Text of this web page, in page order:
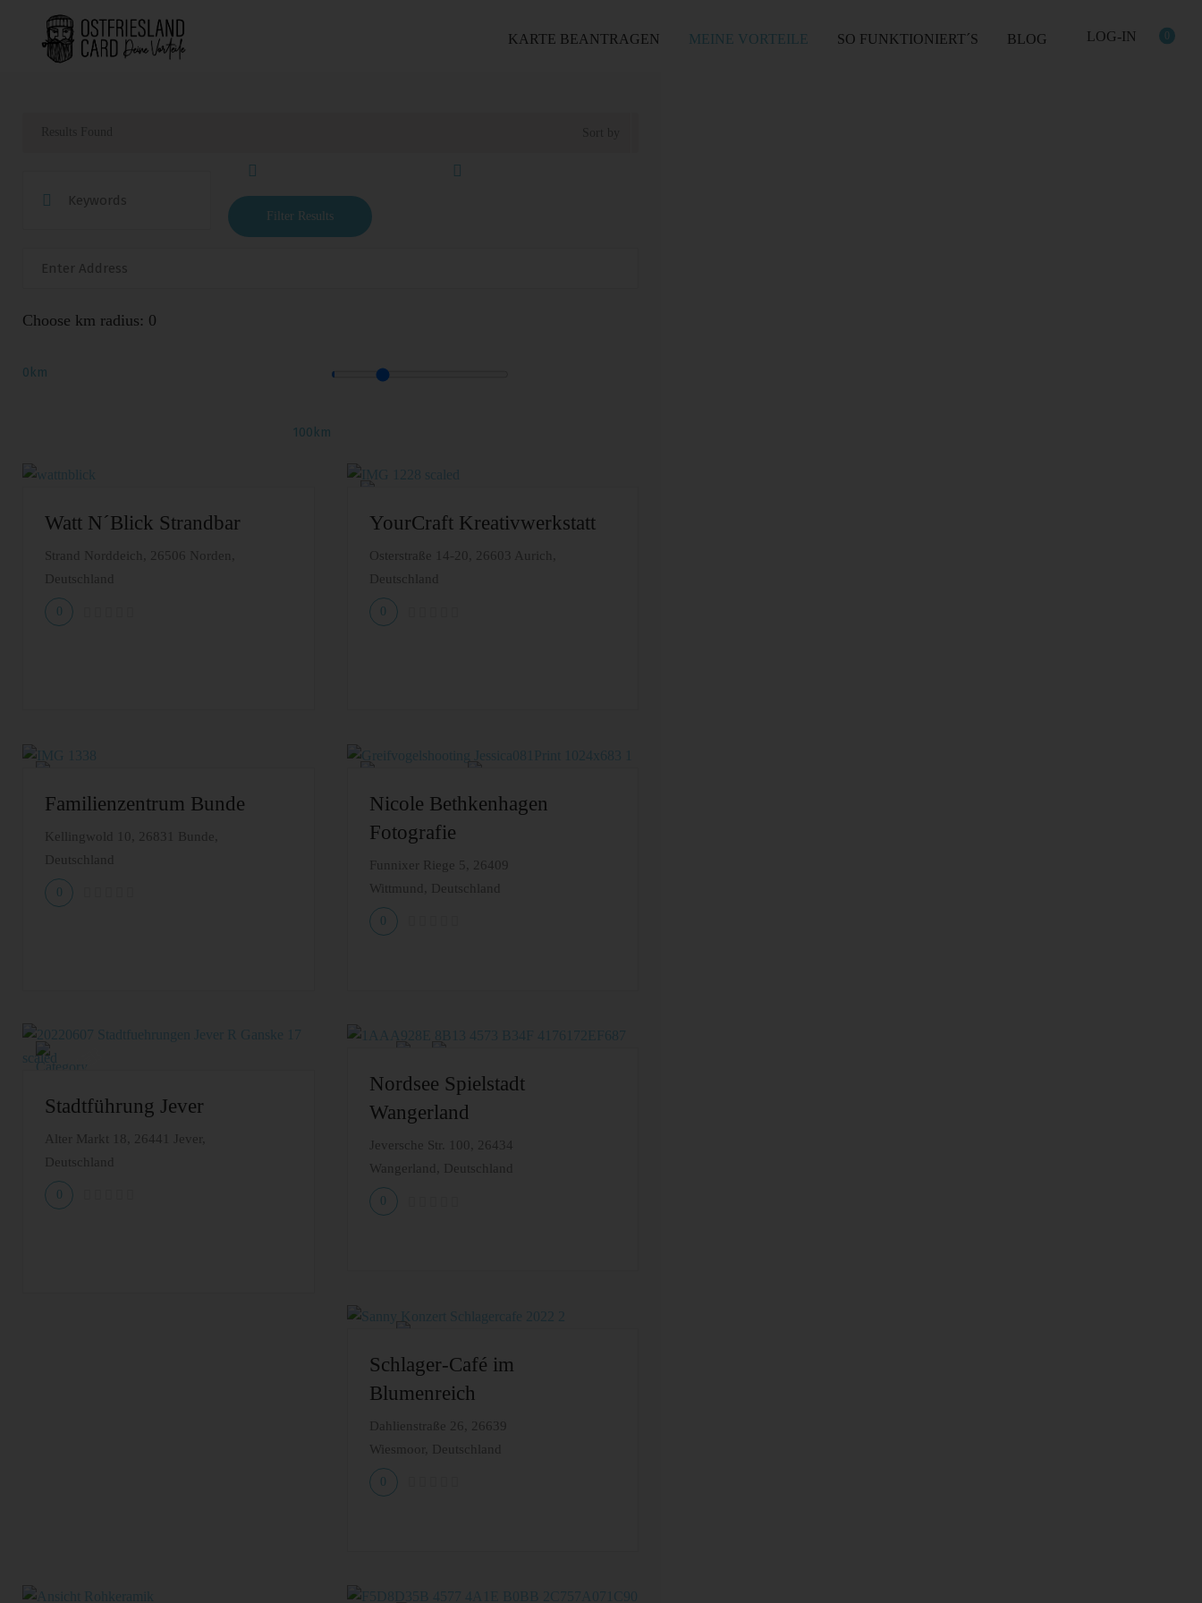
KARTE BEANTRAGEN MEINE VORTEILE SO FUNKTIONIERT´S BLOG 0
Choose km radius: 0
0km
100km
Filter Results
Watt N´Blick Strandbar
Strand Norddeich, 26506 Norden,
Deutschland
0
YourCraft Kreativwerkstatt
Osterstraße 14-20, 26603 Aurich,
Deutschland
0
Familienzentrum Bunde
Kellingwold 10, 26831 Bunde,
Deutschland
0
Nicole Bethkenhagen
Fotografie
Funnixer Riege 5, 26409
Wittmund, Deutschland
0
Stadtführung Jever
Alter Markt 18, 26441 Jever,
Deutschland
0
Nordsee Spielstadt
Wangerland
Jeversche Str. 100, 26434
Wangerland, Deutschland
0
Schlager-Café im
Blumenreich
Dahlienstraße 26, 26639
Wiesmoor, Deutschland
0